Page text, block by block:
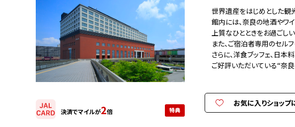
決済でマイルが2倍
世界遺産をはじめとした観
館内には、奈良の地酒やワ
上質なひとときをお過ごしい
また、ご宿泊者専用のセル
さらに、洋食ブッフェ、日本
ご好評いただいている“奈良
お気に入りショップ